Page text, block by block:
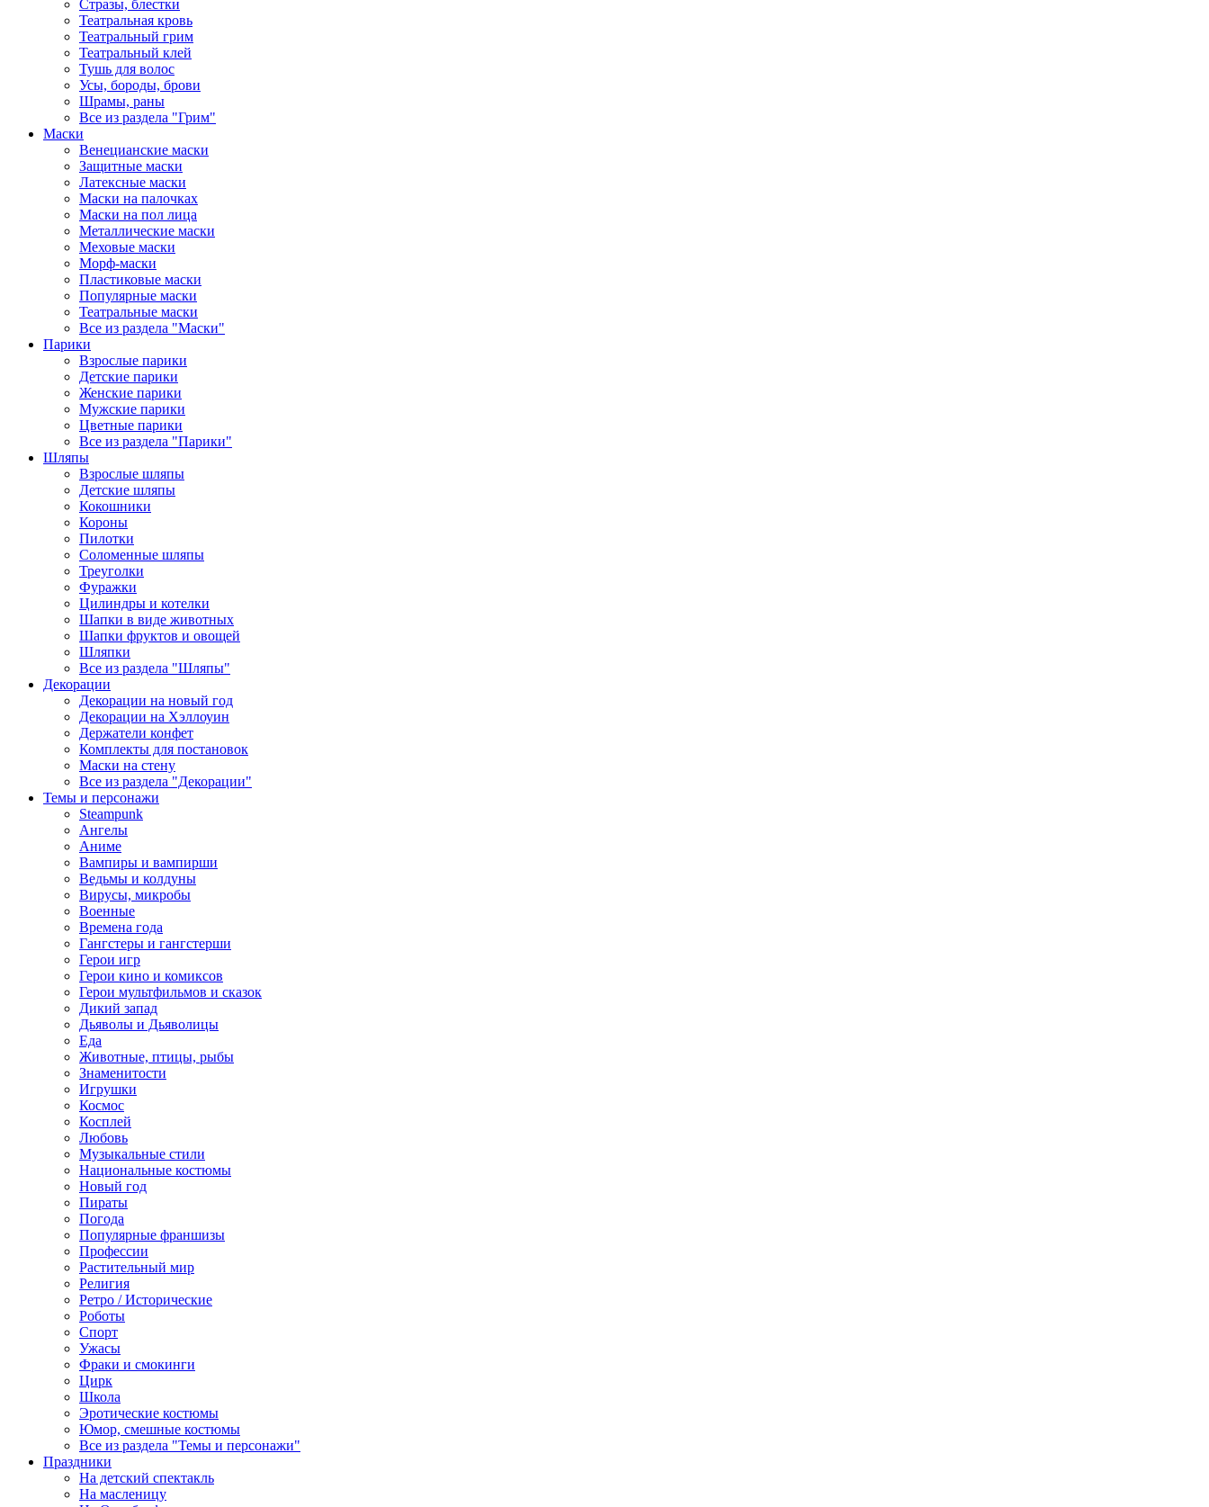
Стразы, блестки
Театральная кровь
Театральный грим
Театральный клей
Тушь для волос
Усы, бороды, брови
Шрамы, раны
Все из раздела "Грим"
Маски
Венецианские маски
Защитные маски
Латексные маски
Маски на палочках
Маски на пол лица
Металлические маски
Меховые маски
Морф-маски
Пластиковые маски
Популярные маски
Театральные маски
Все из раздела "Маски"
Парики
Взрослые парики
Детские парики
Женские парики
Мужские парики
Цветные парики
Все из раздела "Парики"
Шляпы
Взрослые шляпы
Детские шляпы
Кокошники
Короны
Пилотки
Соломенные шляпы
Треуголки
Фуражки
Цилиндры и котелки
Шапки в виде животных
Шапки фруктов и овощей
Шляпки
Все из раздела "Шляпы"
Декорации
Декорации на новый год
Декорации на Хэллоуин
Держатели конфет
Комплекты для постановок
Маски на стену
Все из раздела "Декорации"
Темы и персонажи
Steampunk
Ангелы
Аниме
Вампиры и вампирши
Ведьмы и колдуны
Вирусы, микробы
Военные
Времена года
Гангстеры и гангстерши
Герои игр
Герои кино и комиксов
Герои мультфильмов и сказок
Дикий запад
Дьяволы и Дьяволицы
Еда
Животные, птицы, рыбы
Знаменитости
Игрушки
Космос
Косплей
Любовь
Музыкальные стили
Национальные костюмы
Новый год
Пираты
Погода
Популярные франшизы
Профессии
Растительный мир
Религия
Ретро / Исторические
Роботы
Спорт
Ужасы
Фраки и смокинги
Цирк
Школа
Эротические костюмы
Юмор, смешные костюмы
Все из раздела "Темы и персонажи"
Праздники
На детский спектакль
На масленицу